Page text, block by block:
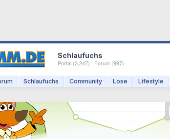
Schlaufuchs
Portal (3.247) · Forum (997)
Schlaufuchs Community Lose Lifestyle